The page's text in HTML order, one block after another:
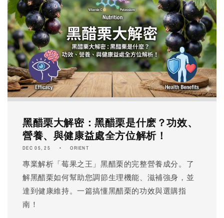
黑醋栗大解密：黑醋栗是什麽？功效、
營養、與健康益處全方位解析！
DEC 05, 25 ORIENT
專業解析「莓果之王」黑醋栗的完整營養成分。了
解黑醋栗如何幫助您調節生理機能、滋補強身，並
達到健康維持。一篇搞懂黑醋栗的功效與選購指
南！